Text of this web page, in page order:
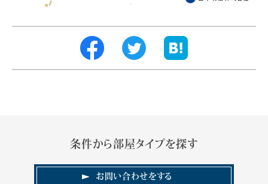
条件から部屋タイプを探す
お問い合わせをする